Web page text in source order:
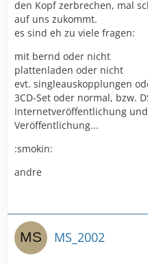
den Kopf zerbrechen, mal
auf uns zukommt.
es sind eh zu viele fragen:
mit bernd oder nicht
plattenladen oder nicht
evt. singleauskopplungen
3CD-Set oder normal, bzw.
Internetveröffentlichung
Veröffentlichung...
:smokin:
andre
MS_2002